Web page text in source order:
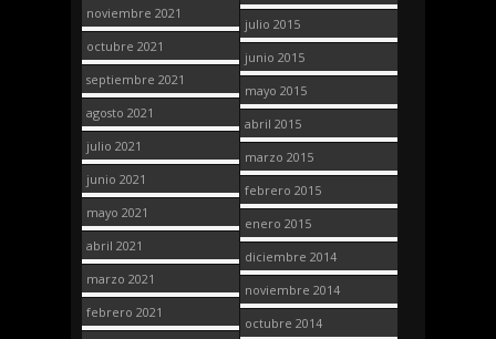
noviembre 2021
octubre 2021
septiembre 2021
agosto 2021
julio 2021
junio 2021
mayo 2021
abril 2021
marzo 2021
febrero 2021
julio 2015
junio 2015
mayo 2015
abril 2015
marzo 2015
febrero 2015
enero 2015
diciembre 2014
noviembre 2014
octubre 2014